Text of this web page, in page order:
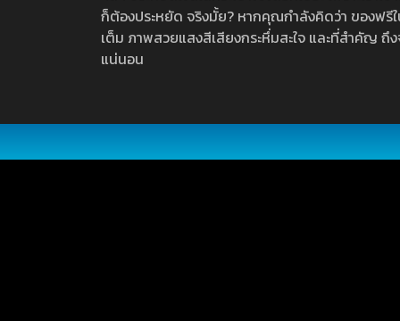
ก็ต้องประหยัด จริงมั้ย? หากคุณกำลังคิดว่า ของฟ
เต็ม ภาพสวยแสงสีเสียงกระหึ่มสะใจ และที่สำคัญ
แน่นอน